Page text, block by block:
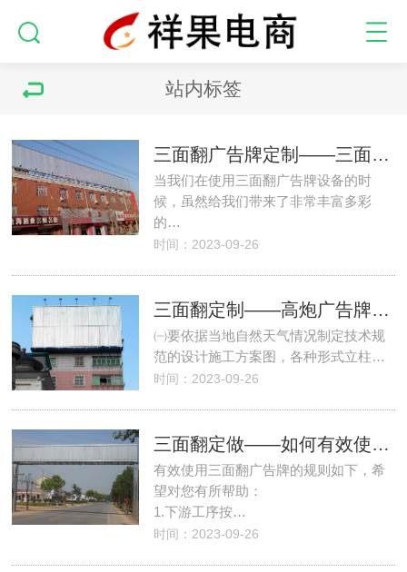
站内标签
三面翻广告牌定制——三面翻广告牌使用注意安全措施
当我们在使用三面翻广告牌设备的时
候，虽然给我们带来了非常丰富多彩
的…
时间：2023-09-26
三面翻定制——高炮广告牌应满足的技术要求
㈠要依据当地自然天气情况制定技术规
范的设计施工方案图，各种形式立柱…
时间：2023-09-26
三面翻定做——如何有效使用三面翻广告牌的规则
有效使用三面翻广告牌的规则如下，希
望对您有所帮助：
1.下游工序按…
时间：2023-09-26